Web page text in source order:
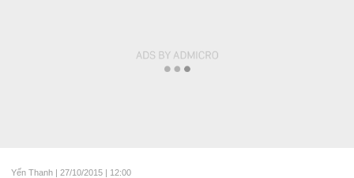
Yến Thanh | 27/10/2015 | 12:00